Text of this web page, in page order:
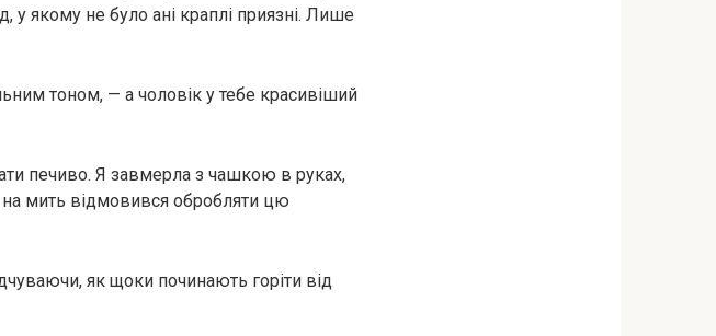
у якому не було ані краплі приязні. Лише
тоном, — а чоловік у тебе красивіший
печиво. Я завмерла з чашкою в руках,
мить відмовився обробляти цю
як щоки починають горіти від